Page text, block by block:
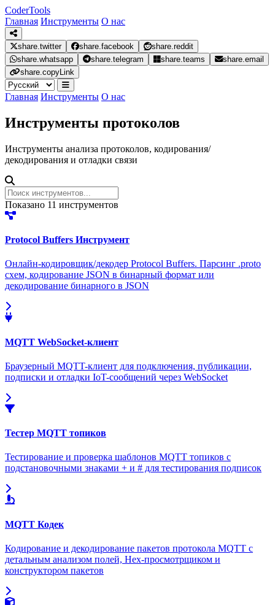
CoderTools
Главная Инструменты О нас
share.twitter share.facebook
share.reddit
share.whatsapp
share.telegram share.teams
share.email
share.copyLink
Главная Инструменты О нас
Инструменты протоколов
Инструменты анализа протоколов, кодирования/
декодирования и отладки связи
Показано 11 инструментов
Protocol Buffers Инструмент
Онлайн-кодировщик/декодер Protocol Buffers. Парсинг .proto
схем, кодирование JSON в бинарный формат или
декодирование бинарного в JSON
MQTT WebSocket-клиент
Браузерный MQTT-клиент для подключения, публикации,
подписки и отладки IoT-сообщений через WebSocket
Тестер MQTT топиков
Тестирование и проверка шаблонов MQTT топиков с
подстановочными знаками + и # для тестирования подписок
MQTT Кодек
Кодирование и декодирование пакетов протокола MQTT с
детальным анализом полей, Hex-просмотрщиком и
конструктором пакетов